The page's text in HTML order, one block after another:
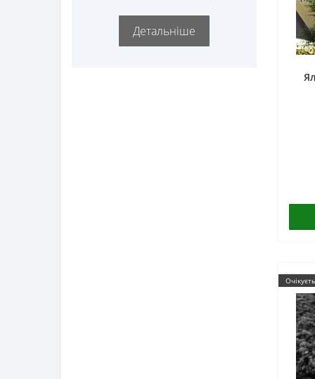
Детальніше